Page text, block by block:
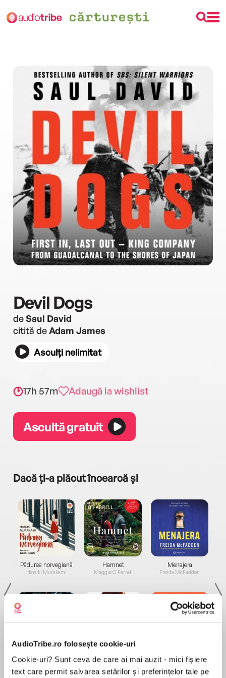
AudioTribe.ro folosește cookie-uri
Cookie-uri? Sunt ceva de care ai mai auzit - mici fișiere
text care permit salvarea setărilor și preferințelor tale pe
Devil Dogs
deSaul David
citită deAdam James
Asculți nelimitat
17h 57m Adaugă la wishlist
Ascultă gratuit
Dacă ți-a plăcut încearcă și
Pădurea norvegiană
Haruki Murakami
Elita de Argint (Elita
de...
Hamnet
Maggie O'Farrell
Diavolul se îmbracă de
la...
Menajera
Freida McFadden
Migdală
Sohn Won-pyung